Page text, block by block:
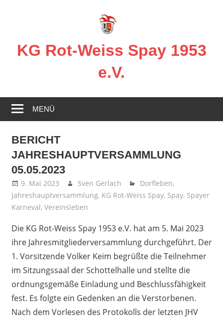
KG Rot-Weiss Spay 1953
e.V.
in
Spay!
MENÜ
BERICHT
JAHRESHAUPTVERSAMMLUNG
05.05.2023
9. Mai 2023 Sven Gerlach Dorfleben,
Jahreshauptversammlung, KG Rot-Weiss Spay, Spay, Spayer
Karneval, Vereinsleben
Die KG Rot-Weiss Spay 1953 e.V. hat am 5. Mai 2023
ihre Jahresmitgliederversammlung durchgeführt. Der
1. Vorsitzende Volker Keim begrüßte die Teilnehmer
im Sitzungssaal der Schottelhalle und stellte die
ordnungsgemäße Einladung und Beschlussfähigkeit
fest. Es folgte ein Gedenken an die Verstorbenen.
Nach dem Vorlesen des Protokolls der letzten JHV